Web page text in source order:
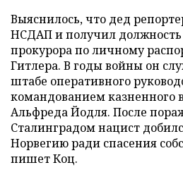
Выяснилось, что дед
НСДАП и получил должность
прокурора по личному
Гитлера. В годы войны он
штабе оперативного
командованием казненного
Альфреда Йодля. После
Сталинградом нацист
Норвегию ради спасения
пишет Коц.